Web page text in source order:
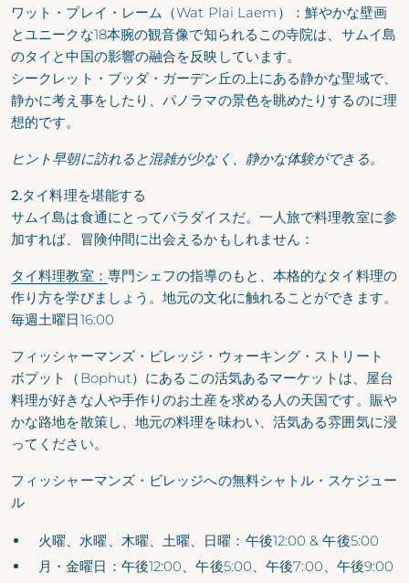
ワット・プレイ・レーム（Wat Plai Laem）：鮮やかな壁画
とユニークな18本腕の観音像で知られるこの寺院は、サムイ島
のタイと中国の影響の融合を反映しています。
シークレット・ブッダ・ガーデン丘の上にある静かな聖域で、
静かに考え事をしたり、パノラマの景色を眺めたりするのに理
想的です。
ヒント早朝に訪れると混雑が少なく、静かな体験ができる。
2.タイ料理を堪能する
サムイ島は食通にとってパラダイスだ。一人旅で料理教室に参
加すれば、冒険仲間に出会えるかもしれません：
タイ料理教室： 専門シェフの指導のもと、本格的なタイ料理の
作り方を学びましょう。地元の文化に触れることができます。
毎週土曜日16:00
フィッシャーマンズ・ビレッジ・ウォーキング・ストリート
ボプット（Bophut）にあるこの活気あるマーケットは、屋台
料理が好きな人や手作りのお土産を求める人の天国です。賑や
かな路地を散策し、地元の料理を味わい、活気ある雰囲気に浸
ってください。
フィッシャーマンズ・ビレッジへの無料シャトル・スケジュー
ル
火曜、水曜、木曜、土曜、日曜： 午後12:00 & 午後5:00
月・金曜日： 午後12:00、午後5:00、午後7:00、午後9:00